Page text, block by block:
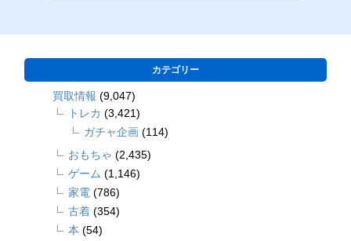
カテゴリー
買取情報 (9,047)
トレカ (3,421)
ガチャ企画 (114)
おもちゃ (2,435)
ゲーム (1,146)
家電 (786)
古着 (354)
本 (54)